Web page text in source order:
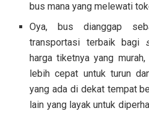
bus mana yang melewati
Oya, bus dianggap
transportasi terbaik bagi
harga tiketnya yang
lebih cepat untuk turun
yang ada di dekat tempat
lain yang layak untuk